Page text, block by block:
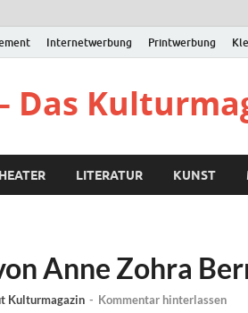
Internetwerbung Printwerbung
Das
LITERATUR KUNST
Anne Zohra
Kulturmagazin - Kommentar hinterlassen